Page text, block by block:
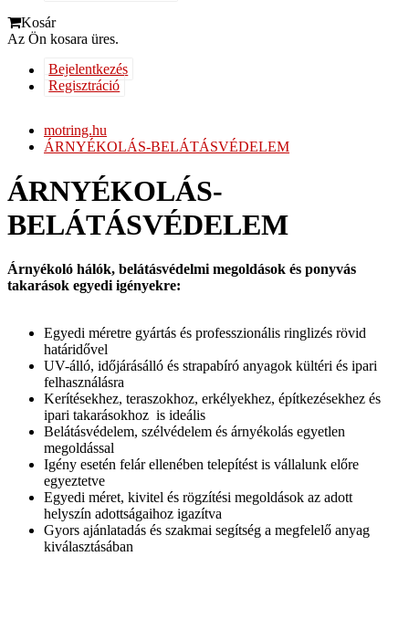
Kosár
Az Ön kosara üres.
Bejelentkezés
Regisztráció
motring.hu
ÁRNYÉKOLÁS-BELÁTÁSVÉDELEM
ÁRNYÉKOLÁS-
BELÁTÁSVÉDELEM
Árnyékoló hálók, belátásvédelmi megoldások és ponyvás
takarások egyedi igényekre:
Egyedi méretre gyártás és professzionális ringlizés rövid
határidővel
UV-álló, időjárásálló és strapabíró anyagok kültéri és ipari
felhasználásra
Kerítésekhez, teraszokhoz, erkélyekhez, építkezésekhez és
ipari takarásokhoz is ideális
Belátásvédelem, szélvédelem és árnyékolás egyetlen
megoldással
Igény esetén felár ellenében telepítést is vállalunk előre
egyeztetve
Egyedi méret, kivitel és rögzítési megoldások az adott
helyszín adottságaihoz igazítva
Gyors ajánlatadás és szakmai segítség a megfelelő anyag
kiválasztásában